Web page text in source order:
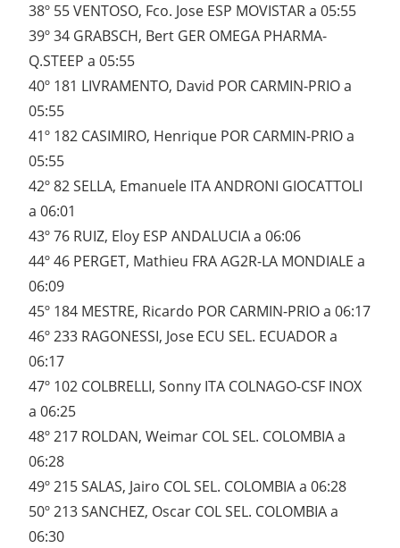
38º 55 VENTOSO, Fco. Jose ESP MOVISTAR a 05:55
39º 34 GRABSCH, Bert GER OMEGA PHARMA-
Q.STEEP a 05:55
40º 181 LIVRAMENTO, David POR CARMIN-PRIO a
05:55
41º 182 CASIMIRO, Henrique POR CARMIN-PRIO a
05:55
42º 82 SELLA, Emanuele ITA ANDRONI GIOCATTOLI
a 06:01
43º 76 RUIZ, Eloy ESP ANDALUCIA a 06:06
44º 46 PERGET, Mathieu FRA AG2R-LA MONDIALE a
06:09
45º 184 MESTRE, Ricardo POR CARMIN-PRIO a 06:17
46º 233 RAGONESSI, Jose ECU SEL. ECUADOR a
06:17
47º 102 COLBRELLI, Sonny ITA COLNAGO-CSF INOX
a 06:25
48º 217 ROLDAN, Weimar COL SEL. COLOMBIA a
06:28
49º 215 SALAS, Jairo COL SEL. COLOMBIA a 06:28
50º 213 SANCHEZ, Oscar COL SEL. COLOMBIA a
06:30